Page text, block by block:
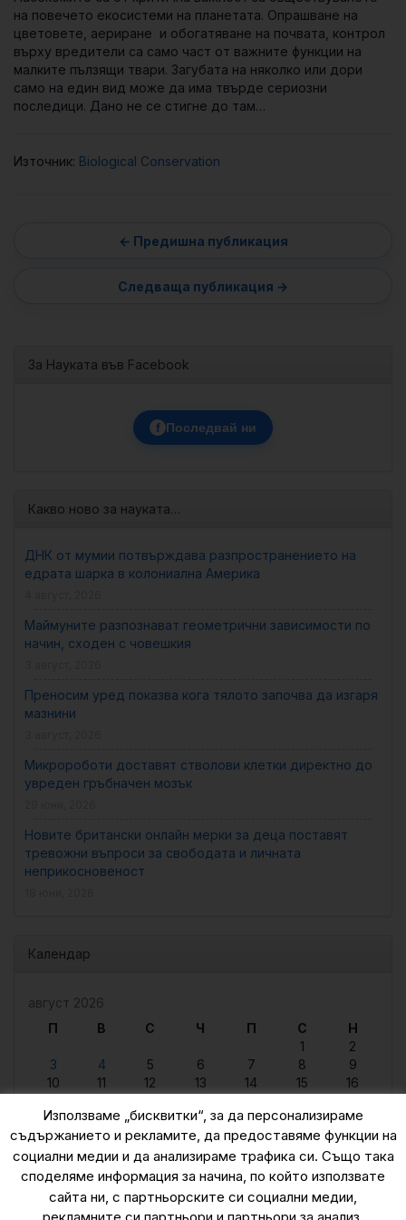
на повечето екосистеми на планетата. Опрашване на
цветовете, аериране и обогатяване на почвата, контрол
върху вредители са само част от важните функции на
малките пълзящи твари. Загубата на няколко или дори
само на един вид може да има твърде сериозни
последици. Дано не се стигне до там…
Източник: Biological Conservation
За Науката във Facebook
f Последвай ни
Какво ново за науката…
ДНК от мумии потвърждава разпространението на
едрата шарка в колониална Америка
Маймуните разпознават геометрични зависимости по
начин, сходен с човешкия
Преносим уред показва кога тялото започва да изгаря
мазнини
Микророботи доставят стволови клетки директно до
увреден гръбначен мозък
Новите британски онлайн мерки за деца поставят
тревожни въпроси за свободата и личната
неприкосновеност
Календар
август 2026
П
В С Ч П С
Н
1
2
3
4 5 6 7 8
9
10
11 12 13 14 15
16
24
25 26 27 28 29
30
31
« юни
Използваме „бисквитки“, за да персонализираме
съдържанието и рекламите, да предоставяме функции на
социални медии и да анализираме трафика си. Също така
споделяме информация за начина, по който използвате
сайта ни, с партньорските си социални медии,